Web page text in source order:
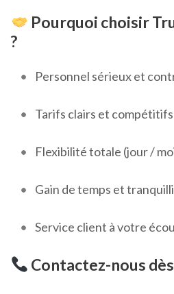
Pourquoi choisir
?
Personnel sérieux et
Tarifs clairs et compétitifs
Flexibilité totale (jour /
Gain de temps et
Service client à votre
Contactez-nous